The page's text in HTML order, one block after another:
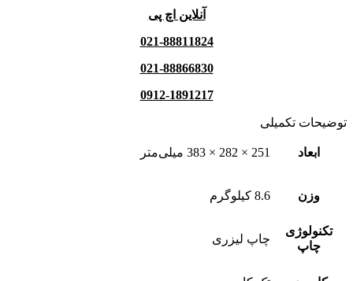
آنلاین اچ پی
021-88811824
021-88866830
0912-1891217
توضیحات تکمیلی
ابعاد 251 × 282 × 383 میلی‌متر
وزن 8.6 کیلوگرم
تکنولوژی
چاپ
چاپ لیزری